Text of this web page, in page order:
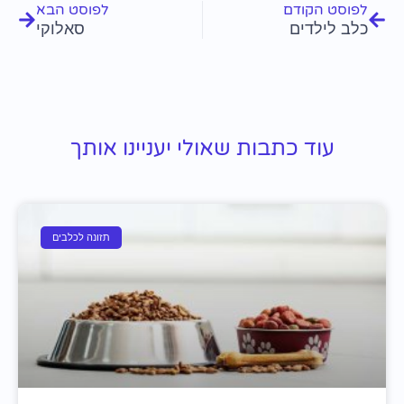
לפוסט הקודם
כלב לילדים
לפוסט הבא
סאלוקי
עוד כתבות שאולי יעניינו אותך
תזונה לכלבים